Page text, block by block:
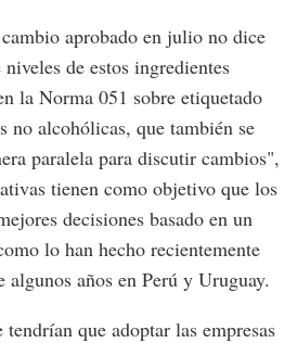
aprobado en julio no dice
de estos ingredientes
la Norma 051 sobre etiquetado
no alcohólicas, que también se
paralela para discutir cambios",
tienen como objetivo que los
decisiones basado en un
lo han hecho recientemente
algunos años en Perú y Uruguay.
que adoptar las empresas